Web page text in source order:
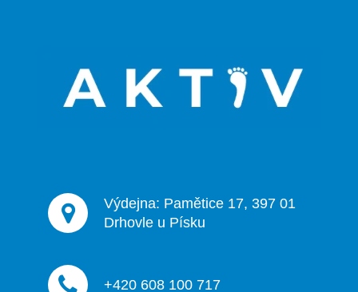
Výdejna: Pamětice 17, 397 01
Drhovle u Písku
+420 608 100 717